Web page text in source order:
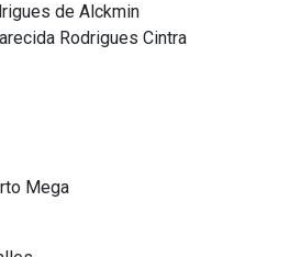
de Alckmin
Rodrigues Cintra
Mega